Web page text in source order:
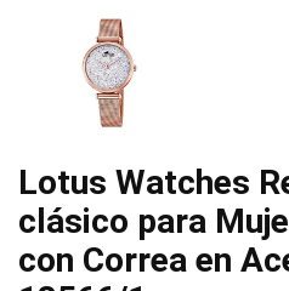
Lotus Watches
clásico para
con Correa en